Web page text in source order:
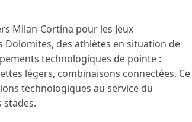
Milan-Cortina pour les Jeux
Dolomites, des athlètes en situation de
technologiques de pointe :
légers, combinaisons connectées. Ce
technologiques au service du
stades.